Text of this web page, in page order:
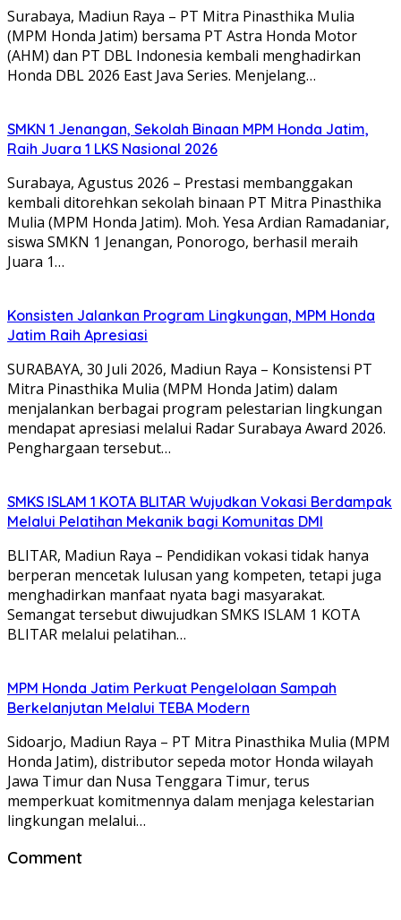
Surabaya, Madiun Raya – PT Mitra Pinasthika Mulia
(MPM Honda Jatim) bersama PT Astra Honda Motor
(AHM) dan PT DBL Indonesia kembali menghadirkan
Honda DBL 2026 East Java Series. Menjelang…
SMKN 1 Jenangan, Sekolah Binaan MPM Honda Jatim,
Raih Juara 1 LKS Nasional 2026
Surabaya, Agustus 2026 – Prestasi membanggakan
kembali ditorehkan sekolah binaan PT Mitra Pinasthika
Mulia (MPM Honda Jatim). Moh. Yesa Ardian Ramadaniar,
siswa SMKN 1 Jenangan, Ponorogo, berhasil meraih
Juara 1…
Konsisten Jalankan Program Lingkungan, MPM Honda
Jatim Raih Apresiasi
SURABAYA, 30 Juli 2026, Madiun Raya – Konsistensi PT
Mitra Pinasthika Mulia (MPM Honda Jatim) dalam
menjalankan berbagai program pelestarian lingkungan
mendapat apresiasi melalui Radar Surabaya Award 2026.
Penghargaan tersebut…
SMKS ISLAM 1 KOTA BLITAR Wujudkan Vokasi Berdampak
Melalui Pelatihan Mekanik bagi Komunitas DMI
BLITAR, Madiun Raya – Pendidikan vokasi tidak hanya
berperan mencetak lulusan yang kompeten, tetapi juga
menghadirkan manfaat nyata bagi masyarakat.
Semangat tersebut diwujudkan SMKS ISLAM 1 KOTA
BLITAR melalui pelatihan…
MPM Honda Jatim Perkuat Pengelolaan Sampah
Berkelanjutan Melalui TEBA Modern
Sidoarjo, Madiun Raya – PT Mitra Pinasthika Mulia (MPM
Honda Jatim), distributor sepeda motor Honda wilayah
Jawa Timur dan Nusa Tenggara Timur, terus
memperkuat komitmennya dalam menjaga kelestarian
lingkungan melalui…
Comment